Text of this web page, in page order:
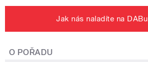
Jak nás naladíte na DABu
O POŘADU